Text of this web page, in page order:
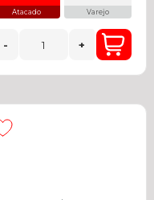
Atacado Varejo
- +